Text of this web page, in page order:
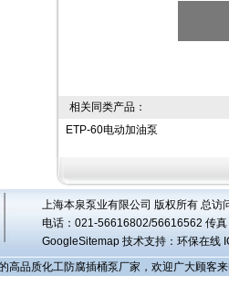
相关同类产品：
ETP-60电动加油泵
上海本泉泵业有限公司 版权所有 总访
电话：021-56616802/56616562 传
GoogleSitemap技术支持：环保在线
品质化工防腐插桶泵厂家，欢迎广大顾客